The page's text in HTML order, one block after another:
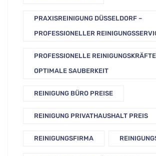
PRAXISREINIGUNG DÜSSELDORF –
PROFESSIONELLER
PROFESSIONELLE
OPTIMALE SAUBERKEIT
REINIGUNG BÜRO PREISE
REINIGUNG PRIVATHAUSHALT PREIS
REINIGUNGSFIRMA